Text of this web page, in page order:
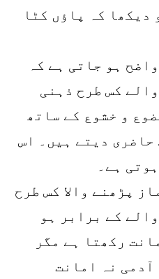
دیکھا کہ پاؤں کٹا
ہو جاتی ہے کہ
کس طرح ذہنی
و خشوع کے ساتھ
حاضری دیتے ہیں۔ اس
ہے۔
پڑھنے والا کس طرح
کے برابر ہو
رکھتا ہے مگر
آدمی نہ امانت